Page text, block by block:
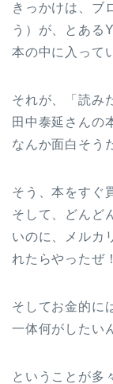
きっかけは、ブ
う）が、とある
本の中に入って
それが、「読み
田中泰延さんの
なんか面白そう
そう、本をすぐ
そして、どんど
いのに、メルカ
れたらやったぜ
そしてお金的に
一体何がしたい
ということが多